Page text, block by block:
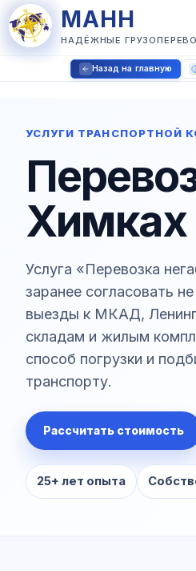
МАНН
НАДЁЖНЫЕ
Назад на главную
УСЛУГИ ТРАНСПОРТНОЙ
Химках
Услуга «Перевозка
заранее согласовать
выезды к МКАД,
складам и жилым
способ погрузки и
транспорту.
Рассчитать стоимость
25+ лет опыта